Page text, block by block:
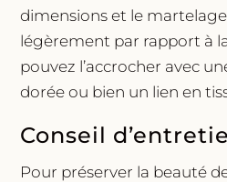
dimensions et le
légèrement par rapport à
pouvez l’accrocher avec
dorée ou bien un lien en
Conseil
Pour préserver la beauté